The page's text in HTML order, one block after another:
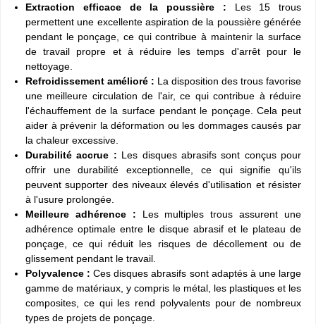
Extraction efficace de la poussière : Les 15 trous
permettent une excellente aspiration de la poussière générée
pendant le ponçage, ce qui contribue à maintenir la surface
de travail propre et à réduire les temps d'arrêt pour le
nettoyage.
Refroidissement amélioré : La disposition des trous favorise
une meilleure circulation de l'air, ce qui contribue à réduire
l'échauffement de la surface pendant le ponçage. Cela peut
aider à prévenir la déformation ou les dommages causés par
la chaleur excessive.
Durabilité accrue : Les disques abrasifs sont conçus pour
offrir une durabilité exceptionnelle, ce qui signifie qu'ils
peuvent supporter des niveaux élevés d'utilisation et résister
à l'usure prolongée.
Meilleure adhérence : Les multiples trous assurent une
adhérence optimale entre le disque abrasif et le plateau de
ponçage, ce qui réduit les risques de décollement ou de
glissement pendant le travail.
Polyvalence : Ces disques abrasifs sont adaptés à une large
gamme de matériaux, y compris le métal, les plastiques et les
composites, ce qui les rend polyvalents pour de nombreux
types de projets de ponçage.